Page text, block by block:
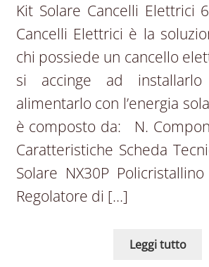
Kit Solare Cancelli Elettrici
Cancelli Elettrici è la
chi possiede un cancello
si accinge ad
alimentarlo con l’energia
è composto da: N.
Caratteristiche Scheda
Solare NX30P
Regolatore di […]
Leggi tutto